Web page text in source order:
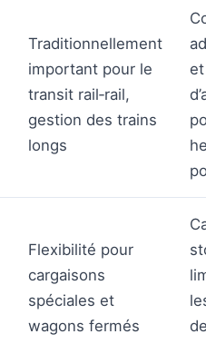
Traditionnellement
important pour le
transit rail‑rail,
gestion des trains
longs
Flexibilité pour
cargaisons
spéciales et
wagons fermés